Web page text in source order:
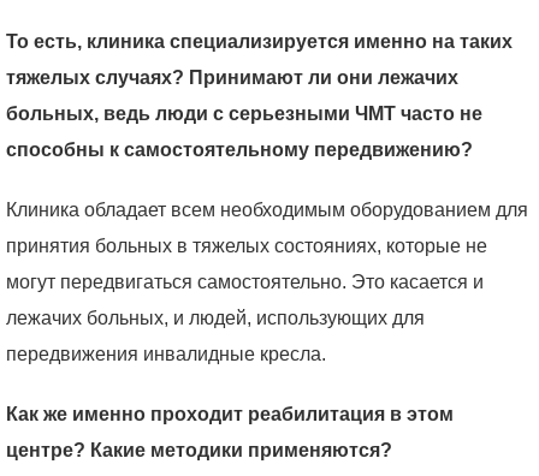
То есть, клиника специализируется именно на таких
тяжелых случаях? Принимают ли они лежачих
больных, ведь люди с серьезными ЧМТ часто не
способны к самостоятельному передвижению?
Клиника обладает всем необходимым оборудованием для
принятия больных в тяжелых состояниях, которые не
могут передвигаться самостоятельно. Это касается и
лежачих больных, и людей, использующих для
передвижения инвалидные кресла.
Как же именно проходит реабилитация в этом
центре? Какие методики применяются?